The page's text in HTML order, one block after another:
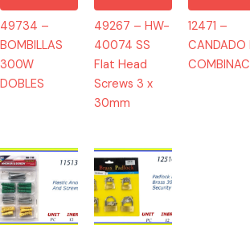
49734 –
BOMBILLAS
300W
DOBLES
49267 – HW-
40074 SS
Flat Head
Screws 3 x
30mm
12471 –
CANDADO
11513
-
HW-
7719
12516
-
CANDADO
DISPLAY(6)